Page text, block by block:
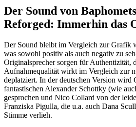
Der Sound von
Reforged: Immerhin das
Der Sound bleibt im Vergleich zur Grafik
was sowohl positiv als auch negativ zu
Originalsprecher sorgen für Authentizität,
Aufnahmequalität wirkt im Vergleich zur
deplatziert. In der deutschen Version wird
fantastischen Alexander Schottky (wie
gesprochen und Nico Collard von der
Franziska Pigulla, die u.a. auch Dana
Stimme verlieh.